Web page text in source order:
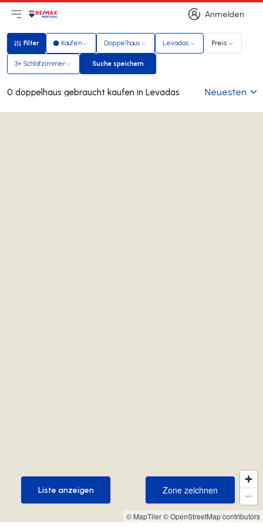
Anmelden
Anmelden
Hauptmenü öffnen
LogoZur Startseite
Filter
Filter Kaufen Doppelhaus Levadas Preis
3+ Schlafzimmer Suche speichern
Suche speichern
0 doppelhaus gebraucht kaufen in Levadas Neuesten
© MapTiler© OpenStreetMap contributors
Zone zeichnen
Zone zeichnen
Liste anzeigen
Liste anzeigen